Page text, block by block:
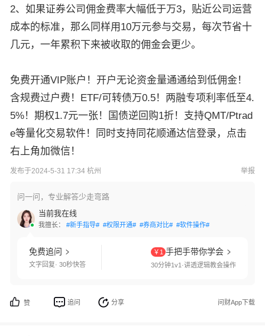
2、如果证券公司佣金费率大幅低于万3，贴近公司运营
成本的标准，那么同样用10万元参与交易，每次节省十
几元，一年累积下来被收取的佣金会更少。
免费开通VIP账户！开户无论资金量通通给到低佣金！
含规费过户费！ETF/可转债万0.5！两融专项利率低至4.
5%！期权1.7元一张！国债逆回购1折！支持QMT/Ptrad
e等量化交易软件！同时支持同花顺通达信登录，点击
右上角加微信！
发布于2024-5-31 17:34 杭州 举报
问一问，专业解答少走弯路
当前我在线
我擅长： #新手指导# #权限开通# #券商对比# #软件操作#
免费追问
文字回复· 30秒快答
￥1 手把手带你学会
30分钟1v1·讲透逻辑教会操作
赞 追问 分享 问财App下载